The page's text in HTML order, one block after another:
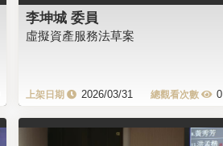
李坤城 委員
虛擬資產服務法草案
2026/03/31 0